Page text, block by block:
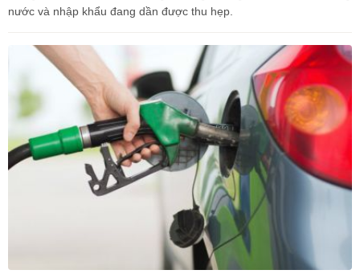
nước và nhập khẩu đang dần được thu hẹp.